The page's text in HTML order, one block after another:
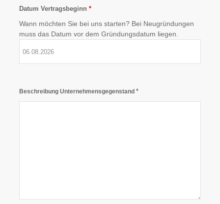
Datum Vertragsbeginn *
Wann möchten Sie bei uns starten? Bei Neugründungen
muss das Datum vor dem Gründungsdatum liegen.
Beschreibung Unternehmensgegenstand *